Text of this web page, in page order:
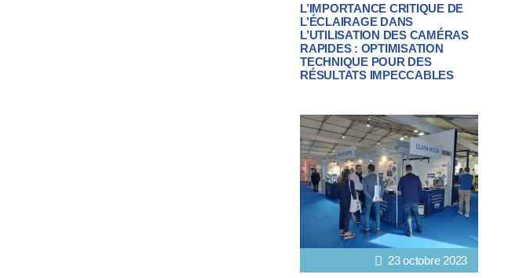
L’IMPORTANCE CRITIQUE DE
L’ÉCLAIRAGE DANS
L’UTILISATION DES CAMÉRAS
RAPIDES : OPTIMISATION
TECHNIQUE POUR DES
RÉSULTATS IMPECCABLES
23 octobre 2023